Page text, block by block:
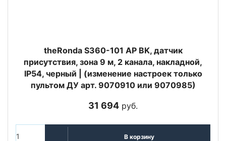
theRonda S360-101 AP BK, датчик
присутствия, зона 9 м, 2 канала, накладной,
IP54, черный | (изменение настроек только
пультом ДУ арт. 9070910 или 9070985)
31 694 руб.
В корзину